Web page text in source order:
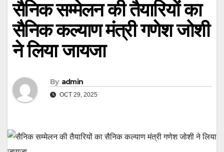
सैनिक सम्मेलन की तैयारियों का
सैनिक कल्याण मंत्री गणेश जोशी
ने लिया जायजा
By admin
OCT 29, 2025